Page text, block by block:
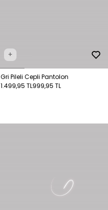
+
Gri Pileli Cepli Pantolon
1.499,95 TL999,95 TL